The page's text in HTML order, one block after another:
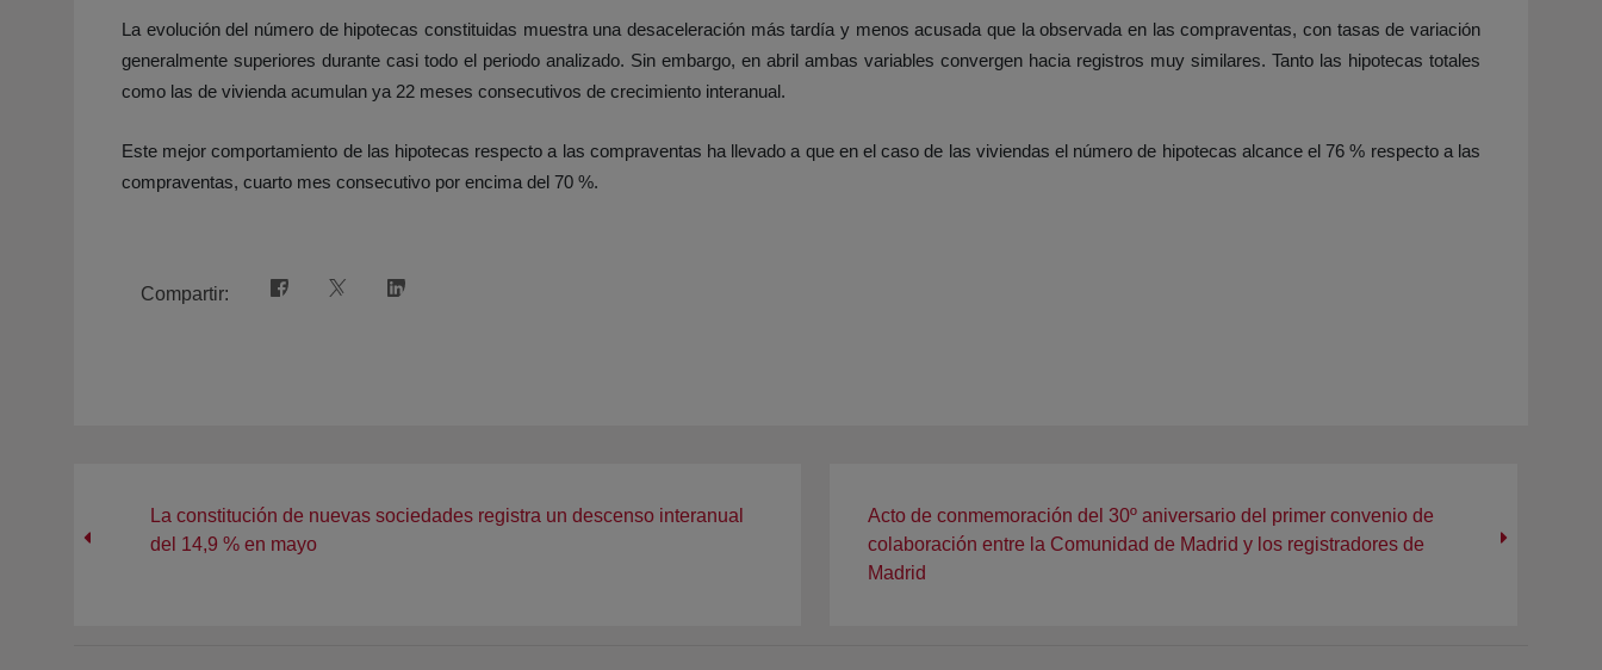
La evolución del número de hipotecas constituidas muestra una desaceleración más tardía y menos acusada que la observada en las compraventas, con tasas de variación
generalmente superiores durante casi todo el periodo analizado. Sin embargo, en abril ambas variables convergen hacia registros muy similares. Tanto las hipotecas totales
como las de vivienda acumulan ya 22 meses consecutivos de crecimiento interanual.
Este mejor comportamiento de las hipotecas respecto a las compraventas ha llevado a que en el caso de las viviendas el número de hipotecas alcance el 76 % respecto a las
compraventas, cuarto mes consecutivo por encima del 70 %.
Compartir:
La constitución de nuevas sociedades registra un descenso interanual
del 14,9 % en mayo
Acto de conmemoración del 30º aniversario del primer convenio de
colaboración entre la Comunidad de Madrid y los registradores de
Madrid